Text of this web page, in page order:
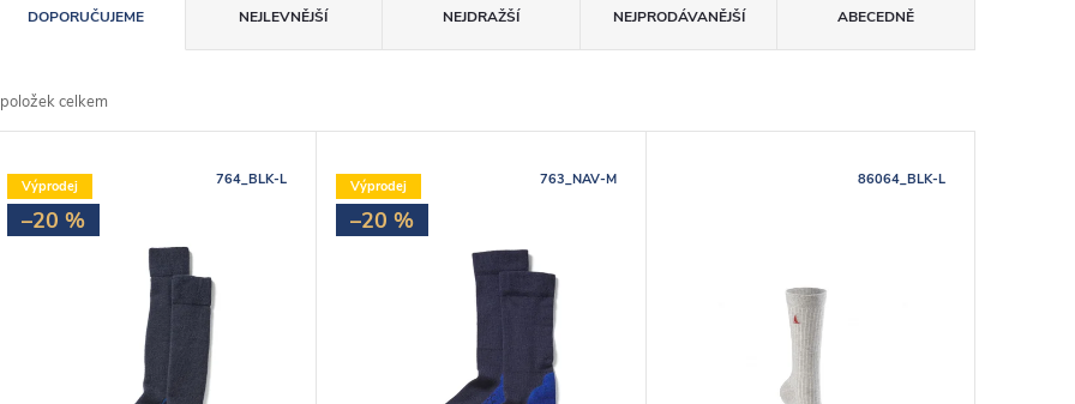
e
n
DOPORUČUJEME NEJLEVNĚJŠÍ NEJDRAŽŠÍ NEJPRODÁVANĚJŠÍ ABECEDNĚ
položek celkem
V
ý
Výprodej
–20 %
764_BLK-L Výprodej
–20 %
763_NAV-M 86064_BLK-L